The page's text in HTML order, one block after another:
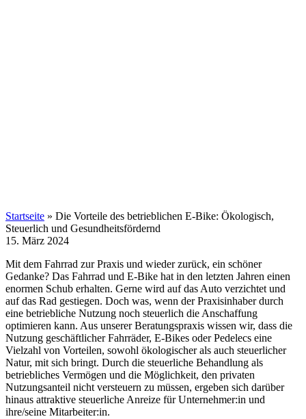
Startseite » Die Vorteile des betrieblichen E-Bike: Ökologisch,
Steuerlich und Gesundheitsfördernd
15. März 2024
Mit dem Fahrrad zur Praxis und wieder zurück, ein schöner
Gedanke? Das Fahrrad und E-Bike hat in den letzten Jahren einen
enormen Schub erhalten. Gerne wird auf das Auto verzichtet und
auf das Rad gestiegen. Doch was, wenn der Praxisinhaber durch
eine betriebliche Nutzung noch steuerlich die Anschaffung
optimieren kann. Aus unserer Beratungspraxis wissen wir, dass die
Nutzung geschäftlicher Fahrräder, E-Bikes oder Pedelecs eine
Vielzahl von Vorteilen, sowohl ökologischer als auch steuerlicher
Natur, mit sich bringt. Durch die steuerliche Behandlung als
betriebliches Vermögen und die Möglichkeit, den privaten
Nutzungsanteil nicht versteuern zu müssen, ergeben sich darüber
hinaus attraktive steuerliche Anreize für Unternehmer:in und
ihre/seine Mitarbeiter:in.